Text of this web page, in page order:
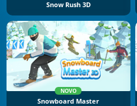
Snow Rush 3D
NOVO
Snowboard Master